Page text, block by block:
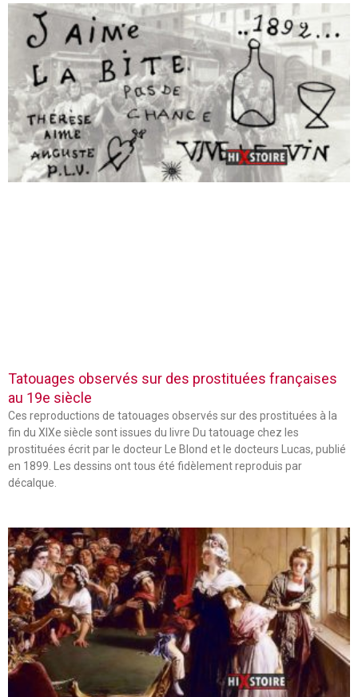
Tatouages observés sur des prostituées françaises
au 19e siècle
Ces reproductions de tatouages observés sur des prostituées à la
fin du XIXe siècle sont issues du livre Du tatouage chez les
prostituées écrit par le docteur Le Blond et le docteurs Lucas, publié
en 1899. Les dessins ont tous été fidèlement reproduis par
décalque.